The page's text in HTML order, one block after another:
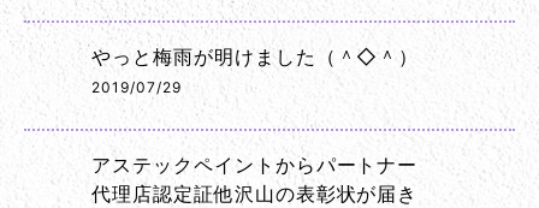
やっと梅雨が明けました（＾◇＾）
2019/07/29
アステックペイントからパートナー
代理店認定証他沢山の表彰状が届き